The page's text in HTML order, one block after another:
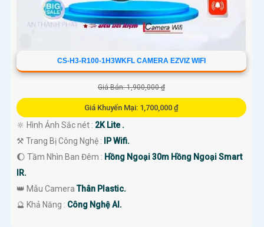
CS-H3-R100-1H3WKFL CAMERA EZVIZ WIFI
Giá Bán: 1,900,000 ₫
Giá Khuyến Mại: 1,700,000 ₫
🔆 Hình Ảnh Sắc nét : 2K Lite .
⚒ Trang Bị Công Nghệ :
IP Wifi.
🌔 Tầm Nhìn Ban Đêm : Hồng Ngoại 30m Hồng Ngoại Smart
IR.
👑 Mẫu CameraThân Plastic.
️🔮 Khả Năng : Công Nghệ AI.